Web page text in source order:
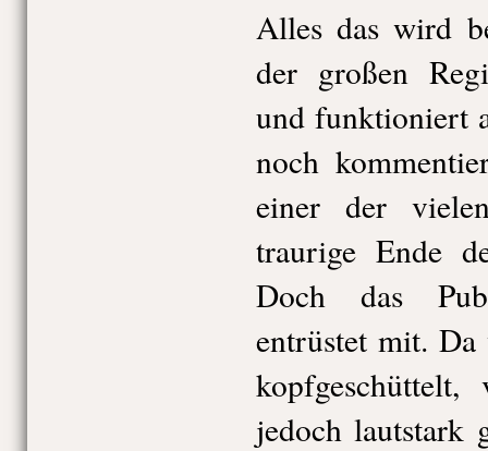
Alles das wird
der großen
und funktioniert
noch
einer der
traurige Ende
Doch das
entrüstet mit. Da
jedoch lautstark